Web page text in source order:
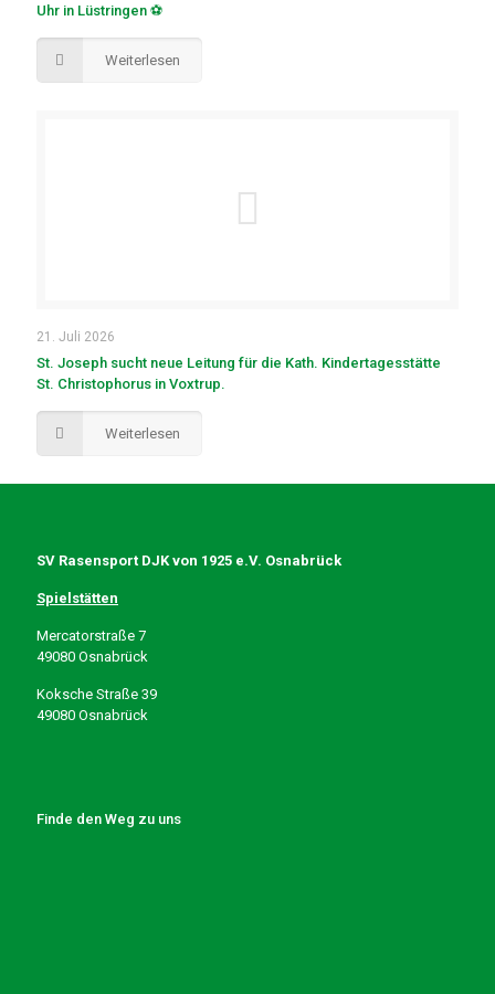
Uhr in Lüstringen ⚽
Weiterlesen
21. Juli 2026
St. Joseph sucht neue Leitung für die Kath. Kindertagesstätte
St. Christophorus in Voxtrup.
Weiterlesen
SV Rasensport DJK von 1925 e.V. Osnabrück
Spielstätten
Mercatorstraße 7
49080 Osnabrück
Koksche Straße 39
49080 Osnabrück
Finde den Weg zu uns